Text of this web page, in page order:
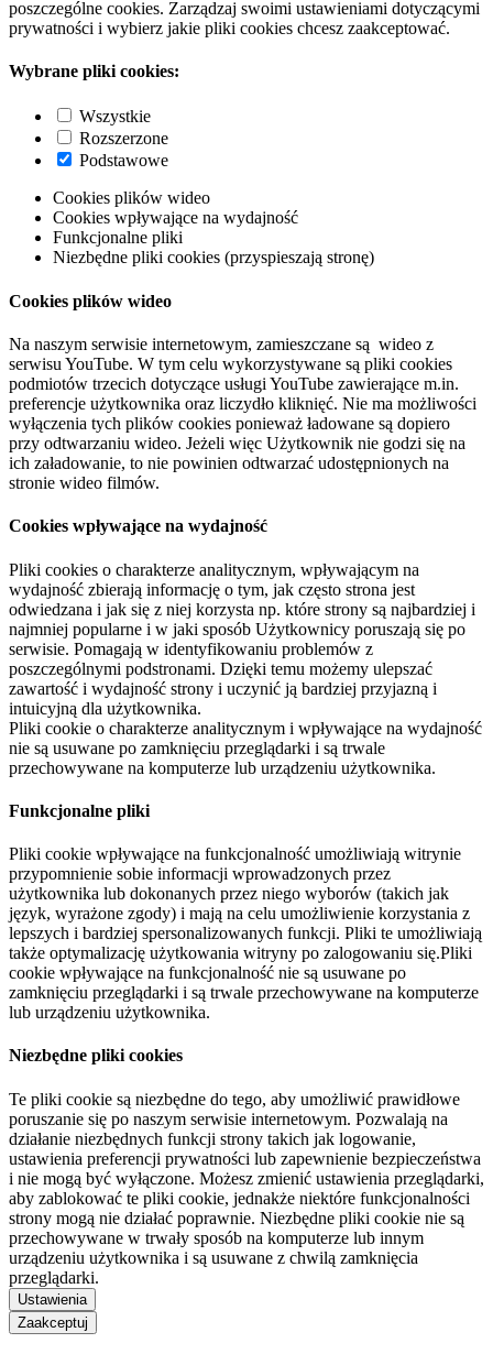
poszczególne cookies. Zarządzaj swoimi ustawieniami dotyczącymi
prywatności i wybierz jakie pliki cookies chcesz zaakceptować.
Wybrane pliki cookies:
Wszystkie
Rozszerzone
Podstawowe
Cookies plików wideo
Cookies wpływające na wydajność
Funkcjonalne pliki
Niezbędne pliki cookies (przyspieszają stronę)
Cookies plików wideo
Na naszym serwisie internetowym, zamieszczane są wideo z
serwisu YouTube. W tym celu wykorzystywane są pliki cookies
podmiotów trzecich dotyczące usługi YouTube zawierające m.in.
preferencje użytkownika oraz liczydło kliknięć. Nie ma możliwości
wyłączenia tych plików cookies ponieważ ładowane są dopiero
przy odtwarzaniu wideo. Jeżeli więc Użytkownik nie godzi się na
ich załadowanie, to nie powinien odtwarzać udostępnionych na
stronie wideo filmów.
Cookies wpływające na wydajność
Pliki cookies o charakterze analitycznym, wpływającym na
wydajność zbierają informację o tym, jak często strona jest
odwiedzana i jak się z niej korzysta np. które strony są najbardziej i
najmniej popularne i w jaki sposób Użytkownicy poruszają się po
serwisie. Pomagają w identyfikowaniu problemów z
poszczególnymi podstronami. Dzięki temu możemy ulepszać
zawartość i wydajność strony i uczynić ją bardziej przyjazną i
intuicyjną dla użytkownika.
Pliki cookie o charakterze analitycznym i wpływające na wydajność
nie są usuwane po zamknięciu przeglądarki i są trwale
przechowywane na komputerze lub urządzeniu użytkownika.
Funkcjonalne pliki
Pliki cookie wpływające na funkcjonalność umożliwiają witrynie
przypomnienie sobie informacji wprowadzonych przez
użytkownika lub dokonanych przez niego wyborów (takich jak
język, wyrażone zgody) i mają na celu umożliwienie korzystania z
lepszych i bardziej spersonalizowanych funkcji. Pliki te umożliwiają
także optymalizację użytkowania witryny po zalogowaniu się.Pliki
cookie wpływające na funkcjonalność nie są usuwane po
zamknięciu przeglądarki i są trwale przechowywane na komputerze
lub urządzeniu użytkownika.
Niezbędne pliki cookies
Te pliki cookie są niezbędne do tego, aby umożliwić prawidłowe
poruszanie się po naszym serwisie internetowym. Pozwalają na
działanie niezbędnych funkcji strony takich jak logowanie,
ustawienia preferencji prywatności lub zapewnienie bezpieczeństwa
i nie mogą być wyłączone. Możesz zmienić ustawienia przeglądarki,
aby zablokować te pliki cookie, jednakże niektóre funkcjonalności
strony mogą nie działać poprawnie. Niezbędne pliki cookie nie są
przechowywane w trwały sposób na komputerze lub innym
urządzeniu użytkownika i są usuwane z chwilą zamknięcia
przeglądarki.
Ustawienia
Zaakceptuj